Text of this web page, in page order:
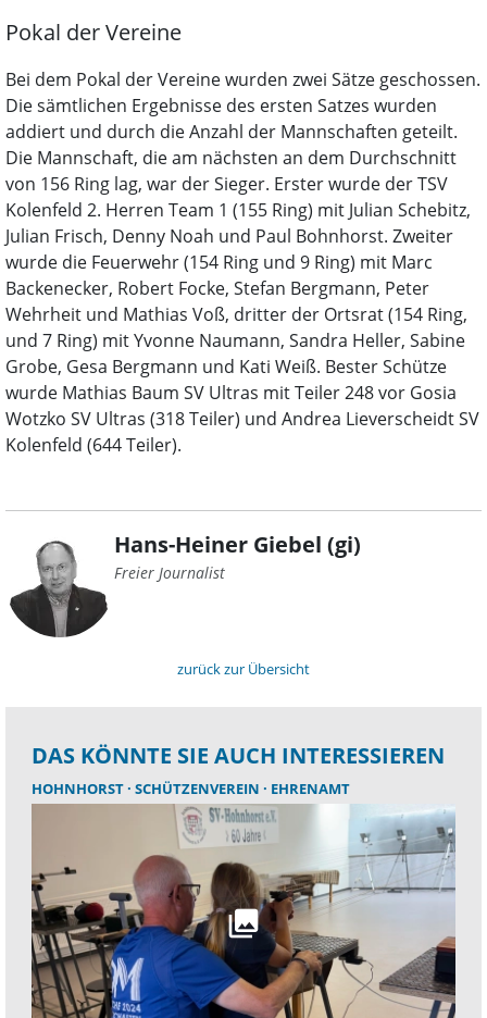
Pokal der Vereine
Bei dem Pokal der Vereine wurden zwei Sätze geschossen.
Die sämtlichen Ergebnisse des ersten Satzes wurden
addiert und durch die Anzahl der Mannschaften geteilt.
Die Mannschaft, die am nächsten an dem Durchschnitt
von 156 Ring lag, war der Sieger. Erster wurde der TSV
Kolenfeld 2. Herren Team 1 (155 Ring) mit Julian Schebitz,
Julian Frisch, Denny Noah und Paul Bohnhorst. Zweiter
wurde die Feuerwehr (154 Ring und 9 Ring) mit Marc
Backenecker, Robert Focke, Stefan Bergmann, Peter
Wehrheit und Mathias Voß, dritter der Ortsrat (154 Ring,
und 7 Ring) mit Yvonne Naumann, Sandra Heller, Sabine
Grobe, Gesa Bergmann und Kati Weiß. Bester Schütze
wurde Mathias Baum SV Ultras mit Teiler 248 vor Gosia
Wotzko SV Ultras (318 Teiler) und Andrea Lieverscheidt SV
Kolenfeld (644 Teiler).
Hans-Heiner Giebel (gi)
Freier Journalist
zurück zur Übersicht
DAS KÖNNTE SIE AUCH INTERESSIEREN
HOHNHORST SCHÜTZENVEREIN EHRENAMT